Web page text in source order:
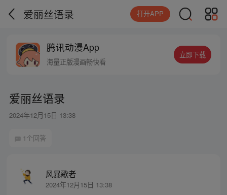
爱丽丝语录 打开APP
腾讯动漫App
海量正版漫画畅快看
立即下载
爱丽丝语录
2024年12月15日 13:38
1个回答
风暴歌者
2024年12月15日 13:38